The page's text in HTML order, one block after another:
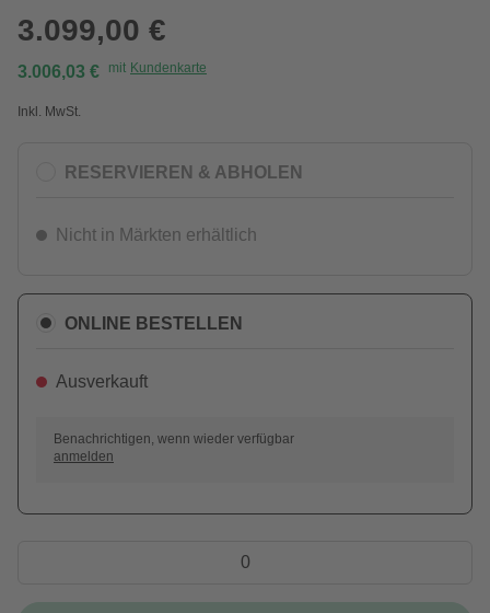
3.099,00 €
3.006,03 € mit Kundenkarte
Inkl. MwSt.
RESERVIEREN & ABHOLEN
Nicht in Märkten erhältlich
ONLINE BESTELLEN
Ausverkauft
Benachrichtigen, wenn wieder verfügbar
anmelden